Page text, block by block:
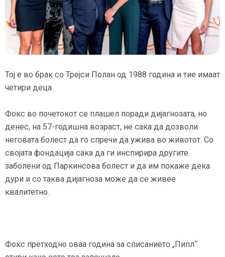
Тој е во брак со Трејси Полан од 1988 година и тие имаат
четири деца.
Фокс во почетокот се плашел поради дијагнозата, но
денес, на 57-годишна возраст, не сака да дозволи
неговата болест да го спречи да ужива во животот. Со
својата фондација сака да ги инспирира другите
заболени од Паркинсова болест и да им покаже дека
дури и со таква дијагноза може да се живее
квалитетно.
Фокс претходно оваа година за списанието „Пипл“